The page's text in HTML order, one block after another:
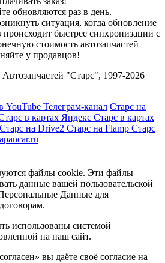
обновляются раз в день.
ситуация, когда обновление
происходит быстрее синхронизации с
стоимость автозапчастей
у продавцов!
"Старс", 1997-2026
YouTube Телеграм-канал Старс на
в картах Яндекс Старс в картах
Старс на Drive2 Старс на Flamp Старс
файлы cookie. Эти файлы
данные вашей пользовательской
Данные для
использованы системой
на наш сайт.
вы даёте своё согласие на